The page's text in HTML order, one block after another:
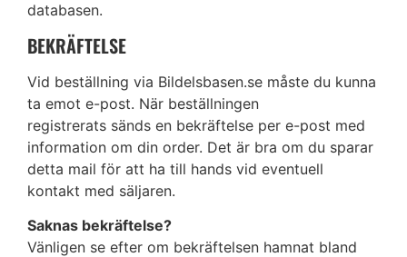
databasen.
BEKRÄFTELSE
Vid beställning via Bildelsbasen.se måste du kunna
ta emot e-post. När beställningen
registrerats sänds en bekräftelse per e-post med
information om din order. Det är bra om du sparar
detta mail för att ha till hands vid eventuell
kontakt med säljaren.
Saknas bekräftelse?
Vänligen se efter om bekräftelsen hamnat bland